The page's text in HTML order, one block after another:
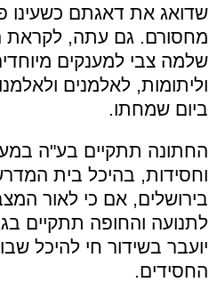
שדואג את דאגתם כשעינו
מחסורם. גם עתה, לקראת
שלמה צבי למענקים
וליתומות, לאלמנים
ביום שמחתו.
החתונה תתקיים בע"ה
וחסידות, בהיכל בית
בירושלים, אם כי לאור
לתנועה והחופה תתקיים
יועבר בשידור חי להיכל
החסידים.